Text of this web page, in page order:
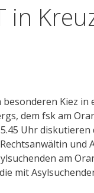
in
besonderen Kiez in
dem fsk am
Uhr
am
mit